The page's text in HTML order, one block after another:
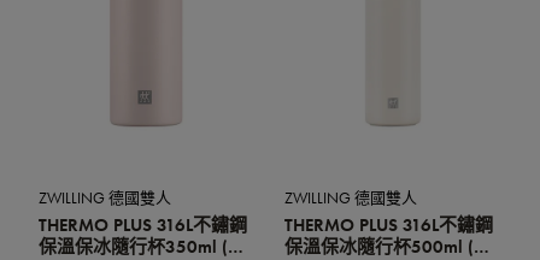
ZWILLING 德國雙人
THERMO PLUS 316L不鏽鋼
保溫保冰隨行杯350ml (含
ZWILLING 德國雙人
THERMO PLUS 316L不鏽鋼
保溫保冰隨行杯500ml (含